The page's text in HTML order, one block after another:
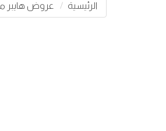
الرئيسية عروض هايبر